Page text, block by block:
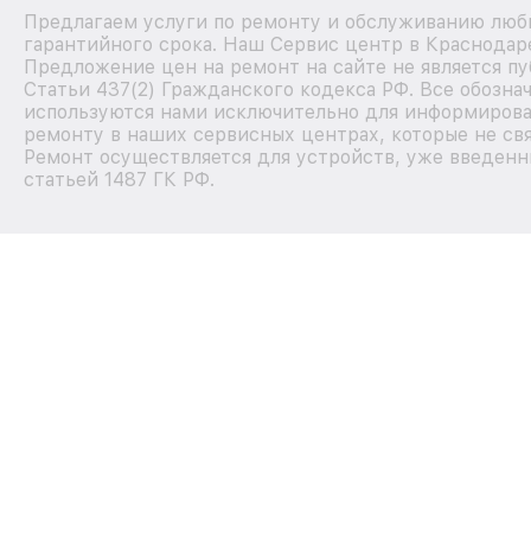
Предлагаем услуги по ремонту и обслуживанию
гарантийного срока. Наш Сервис центр в
Предложение цен на ремонт на сайте не является
Статьи 437(2) Гражданского кодекса РФ. Все
используются нами исключительно для
ремонту в наших сервисных центрах, которые не
Ремонт осуществляется для устройств, уже
статьей 1487 ГК РФ.